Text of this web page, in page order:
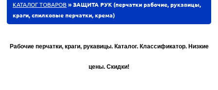
КАТАЛОГ ТОВАРОВ » ЗАЩИТА РУК (перчатки рабочие, рукавицы,
краги, спилковые перчатки, крема)
Рабочие перчатки, краги, рукавицы. Каталог. Классификатор. Низкие
цены. Скидки!